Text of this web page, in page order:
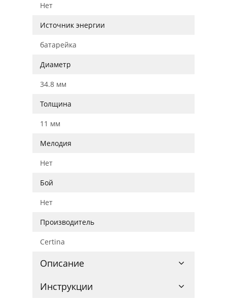
Нет
Источник энергии
батарейка
Диаметр
34.8 мм
Толщина
11 мм
Мелодия
Нет
Бой
Нет
Производитель
Certina
Описание
Инструкции